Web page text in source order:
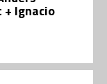
Ignacio